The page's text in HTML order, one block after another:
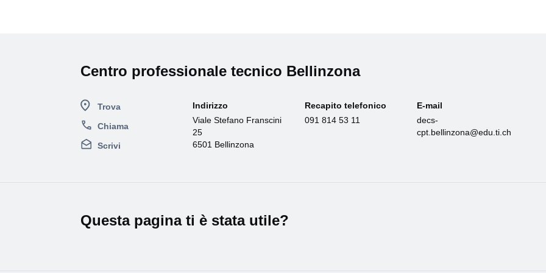
Centro professionale tecnico Bellinzona
Trova
Chiama
Scrivi
Indirizzo
Viale Stefano Franscini
25
6501 Bellinzona
Recapito telefonico
091 814 53 11
E-mail
decs-
cpt.bellinzona@edu.ti.ch
Questa pagina ti è stata utile?